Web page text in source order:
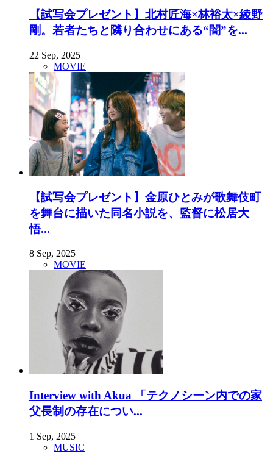
【試写会プレゼント】北村匠海×林裕太×綾野
剛。若者たちと隣り合わせにある“闇”を...
22 Sep, 2025
MOVIE
【試写会プレゼント】金原ひとみが歌舞伎町
を舞台に描いた同名小説を、監督に松居大
悟...
8 Sep, 2025
MOVIE
Interview with Akua 「テクノシーン内での家
父長制の存在につい...
1 Sep, 2025
MUSIC